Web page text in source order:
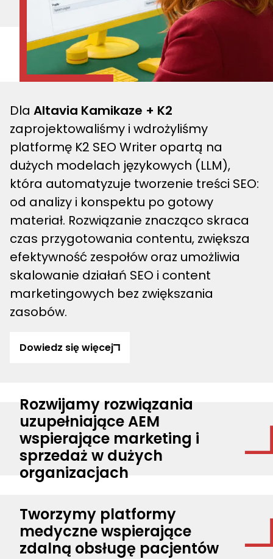
Dla Altavia Kamikaze + K2
zaprojektowaliśmy i wdrożyliśmy
platformę K2 SEO Writer opartą na
dużych modelach językowych (LLM),
która automatyzuje tworzenie treści SEO:
od analizy i konspektu po gotowy
materiał. Rozwiązanie znacząco skraca
czas przygotowania contentu, zwiększa
efektywność zespołów oraz umożliwia
skalowanie działań SEO i content
marketingowych bez zwiększania
zasobów.
Dowiedz się więcej
Rozwijamy rozwiązania
uzupełniające AEM
wspierające marketing i
sprzedaż w dużych
organizacjach
Tworzymy platformy
medyczne wspierające
zdalną obsługę pacjentów